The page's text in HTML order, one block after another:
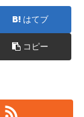
はてブ
コピー